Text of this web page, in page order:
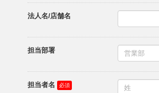
法人名/店舗名
担当部署
担当者名